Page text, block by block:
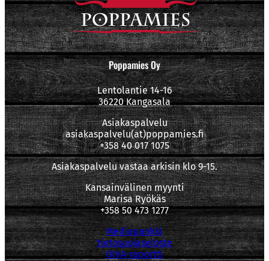
Poppamies Oy
Lentolantie 14-16
36220 Kangasala
Asiakaspalvelu
asiakaspalvelu(at)poppamies.fi
+358 40 017 1075
Asiakaspalvelu vastaa arkisin klo 9-15.
Kansainvälinen myynti
Marisa Ryökäs
+358 50 473 1277
Mediapankki
tietosuojaseloste
OIVA-raportti